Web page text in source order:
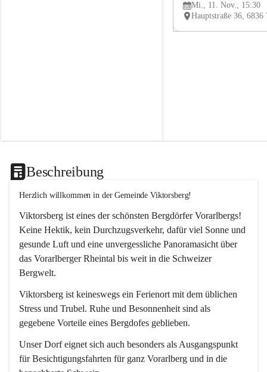
Mi., 11. Nov., 15:30
Beschreibung
Herzlich willkommen in der Gemeinde Viktorsberg!
Viktorsberg ist eines der schönsten Bergdörfer Vorarlbergs!
Keine Hektik, kein Durchzugsverkehr, dafür viel Sonne und
gesunde Luft und eine unvergessliche Panoramasicht über
das Vorarlberger Rheintal bis weit in die Schweizer
Bergwelt.
Viktorsberg ist keineswegs ein Ferienort mit dem üblichen
Stress und Trubel. Ruhe und Besonnenheit sind als
gegebene Vorteile eines Bergdofes geblieben.
Unser Dorf eignet sich auch besonders als Ausgangspunkt
für Besichtigungsfahrten für ganz Vorarlberg und in die